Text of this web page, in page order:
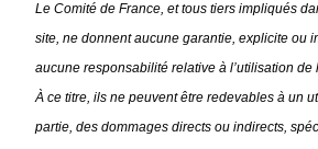
Le Comité de France, et tous tiers impliqués
site, ne donnent aucune garantie, explicite ou
aucune responsabilité relative à l’utilisation de
À ce titre, ils ne peuvent être redevables à un
partie, des dommages directs ou indirects,